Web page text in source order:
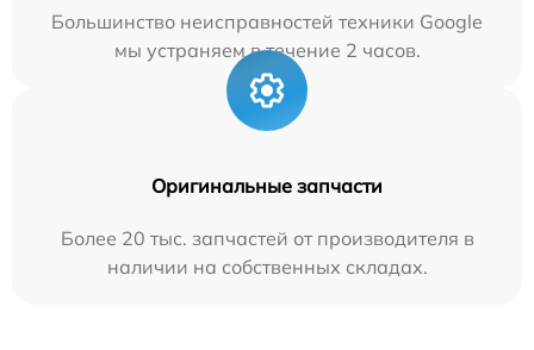
Большинство неисправностей техники Google
мы устраняем в течение 2 часов.
Оригинальные запчасти
Более 20 тыс. запчастей от производителя в
наличии на собственных складах.